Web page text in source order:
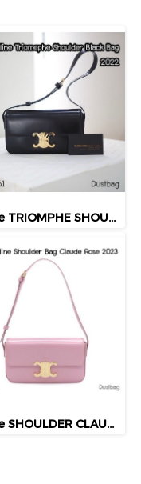
Celine TRIOMPHE SHOULDER 2022
Celine SHOULDER CLAUDE ROSE 2023